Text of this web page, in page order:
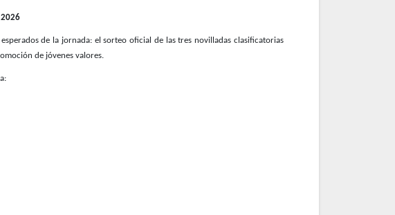
de la jornada: el sorteo oficial de las tres novilladas clasificatorias
de jóvenes valores.